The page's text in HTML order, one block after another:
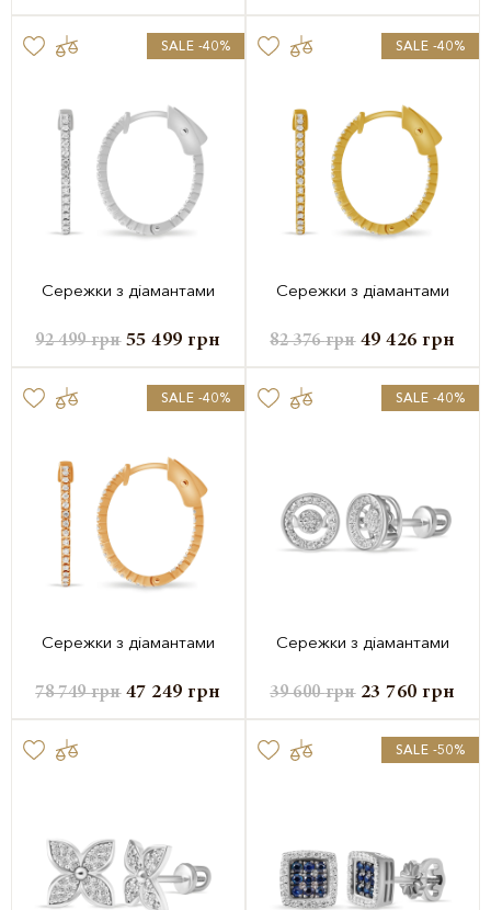
SALE -40%
Сережки з діамантами
92 499грн 55 499 грн
SALE -40%
Сережки з діамантами
82 376грн 49 426 грн
SALE -40%
Сережки з діамантами
78 749грн 47 249 грн
SALE -40%
Сережки з діамантами
39 600грн 23 760 грн
SALE -50%